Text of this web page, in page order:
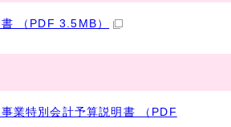
（PDF 3.5MB）
業特別会計予算説明書 （PDF